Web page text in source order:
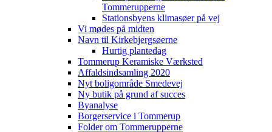
Tommerupperne
Stationsbyens klimasøer på vej
Vi mødes på midten
Navn til Kirkebjergsøerne
Hurtig plantedag
Tommerup Keramiske Værksted
Affaldsindsamling 2020
Nyt boligområde Smedevej
Ny butik på grund af succes
Byanalyse
Borgerservice i Tommerup
Folder om Tommerupperne